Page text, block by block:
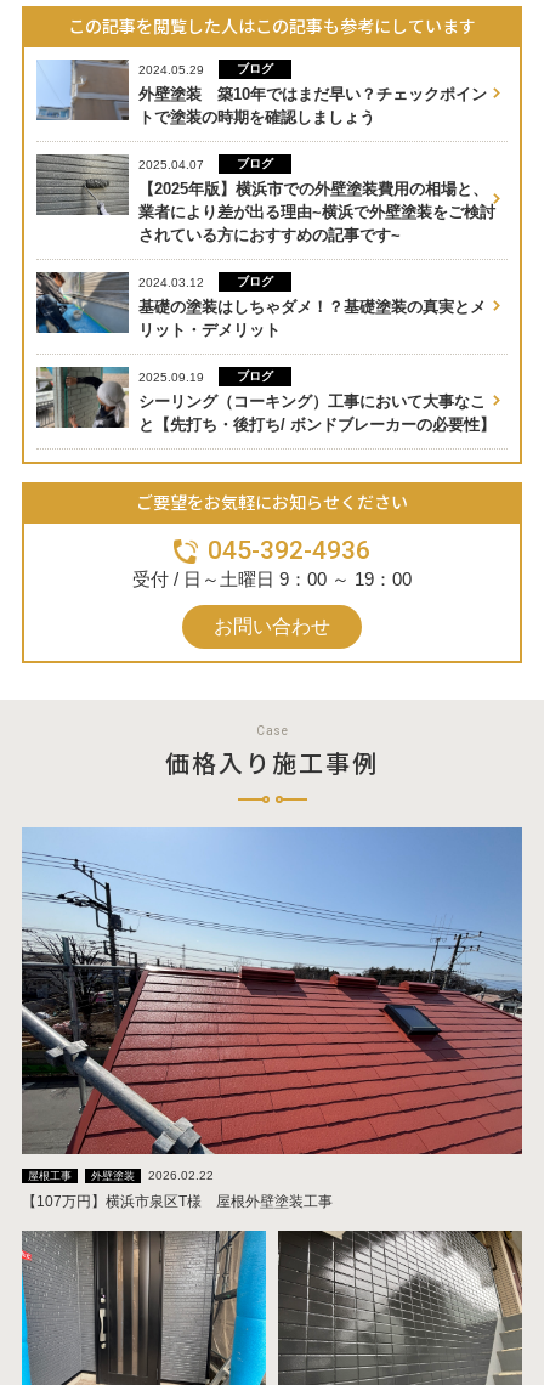
この記事を閲覧した人はこの記事も参考にしています
2024.05.29 ブログ
外壁塗装 築10年ではまだ早い？チェックポイン
トで塗装の時期を確認しましょう
2025.04.07 ブログ
【2025年版】横浜市での外壁塗装費用の相場と、
業者により差が出る理由~横浜で外壁塗装をご検討
されている方におすすめの記事です~
2024.03.12 ブログ
基礎の塗装はしちゃダメ！？基礎塗装の真実とメ
リット・デメリット
2025.09.19 ブログ
シーリング（コーキング）工事において大事なこ
と【先打ち・後打ち/ ボンドブレーカーの必要性】
ご要望をお気軽にお知らせください
045-392-4936
受付 / 日～土曜日 9：00 ～ 19：00
お問い合わせ
Case
価格入り施工事例
屋根工事 外壁塗装 2026.02.22
【107万円】横浜市泉区T様 屋根外壁塗装工事